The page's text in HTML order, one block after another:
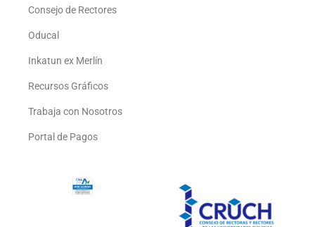
Consejo de Rectores
Oducal
Inkatun ex Merlín
Recursos Gráficos
Trabaja con Nosotros
Portal de Pagos